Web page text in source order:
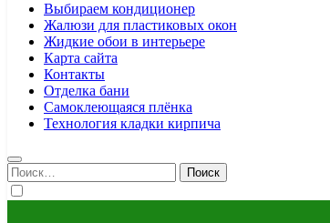
Выбираем кондиционер
Жалюзи для пластиковых окон
Жидкие обои в интерьере
Карта сайта
Контакты
Отделка бани
Самоклеющаяся плёнка
Технология кладки кирпича
Найти: